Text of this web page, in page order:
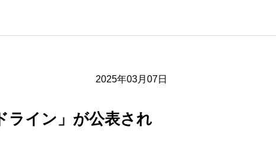
2025年03月07日
ライン」が公表され